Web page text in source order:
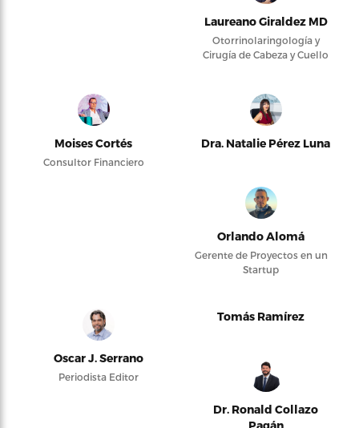
Laureano Giraldez MD
Otorrinolaringología y
Cirugía de Cabeza y Cuello
Moises Cortés
Consultor Financiero
Dra. Natalie Pérez Luna
Orlando Alomá
Gerente de Proyectos en un
Startup
Oscar J. Serrano
Periodista Editor
Tomás Ramírez
Dr. Ronald Collazo
Pagán